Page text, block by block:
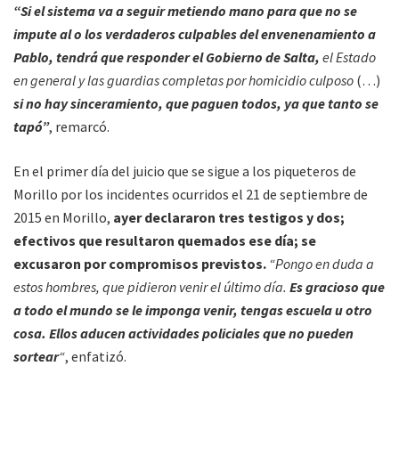
“Si el sistema va a seguir metiendo mano para que no se
impute al o los verdaderos culpables del envenenamiento a
Pablo, tendrá que responder el Gobierno de Salta, el Estado
en general y las guardias completas por homicidio culposo (…)
si no hay sinceramiento, que paguen todos, ya que tanto se
tapó”, remarcó.
En el primer día del juicio que se sigue a los piqueteros de
Morillo por los incidentes ocurridos el 21 de septiembre de
2015 en Morillo, ayer declararon tres testigos y dos;
efectivos que resultaron quemados ese día; se
excusaron por compromisos previstos. “Pongo en duda a
estos hombres, que pidieron venir el último día. Es gracioso que
a todo el mundo se le imponga venir, tengas escuela u otro
cosa. Ellos aducen actividades policiales que no pueden
sortear“, enfatizó.